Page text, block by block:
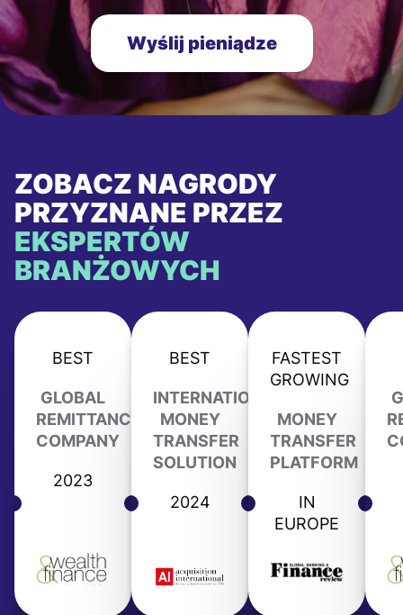
Wyślij pieniądze
ZOBACZ NAGRODY
PRZYZNANE PRZEZ
EKSPERTÓW
BRANŻOWYCH
BEST
GLOBAL
REMITTANCE
COMPANY
2023
BEST
INTERNATIONAL
MONEY
TRANSFER
SOLUTION
2024
FASTEST
GROWING
MONEY
TRANSFER
PLATFORM
IN
EUROPE